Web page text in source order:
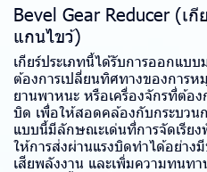
Bevel Gear Reducer (เ
แกนไขว้)
เกียร์ประเภทนี้ได้รับการออกแบ
ต้องการเปลี่ยนทิศทางของการห
ยานพาหนะ หรือเครื่องจักรที่ต้อ
บิด เพื่อให้สอดคล้องกับกระบวน
แบบนี้มีลักษณะเด่นที่การจัดเรียง
ให้การส่งผ่านแรงบิดทำได้อย่า
เสียพลังงาน และเพิ่มความทนท